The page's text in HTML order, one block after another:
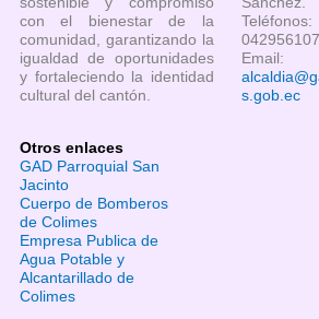
Teléfonos:
042956107
Email:
s.gob.ec
con el bienestar de la
comunidad, garantizando la
igualdad de oportunidades
y fortaleciendo la identidad
cultural del cantón.
Otros enlaces
GAD Parroquial San
Jacinto
Cuerpo de Bomberos
de Colimes
Empresa Publica de
Agua Potable y
Alcantarillado de
Colimes